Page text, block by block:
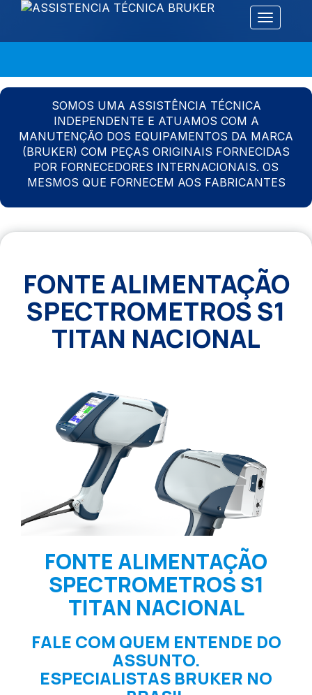
Alternar
SOMOS UMA ASSISTÊNCIA TÉCNICA
INDEPENDENTE E ATUAMOS COM A
MANUTENÇÃO DOS EQUIPAMENTOS DA MARCA
(BRUKER) COM PEÇAS ORIGINAIS FORNECIDAS
POR FORNECEDORES INTERNACIONAIS. OS
MESMOS QUE FORNECEM AOS FABRICANTES
FONTE ALIMENTAÇÃO
SPECTROMETROS S1
TITAN NACIONAL
FONTE ALIMENTAÇÃO
SPECTROMETROS S1
TITAN NACIONAL
FALE COM QUEM ENTENDE DO
ASSUNTO.
ESPECIALISTAS BRUKER NO